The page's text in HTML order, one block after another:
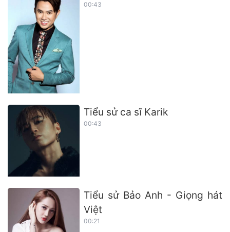
00:43
Tiểu sử ca sĩ Karik
00:43
Tiểu sử Bảo Anh - Giọng hát
Việt
00:21